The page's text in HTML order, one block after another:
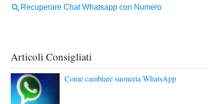
Articoli Consigliati
Come cambiare suoneria WhatsApp